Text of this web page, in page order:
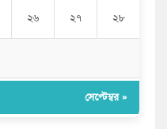
২৬ ২৭ ২৮
সেপ্টেম্বর »